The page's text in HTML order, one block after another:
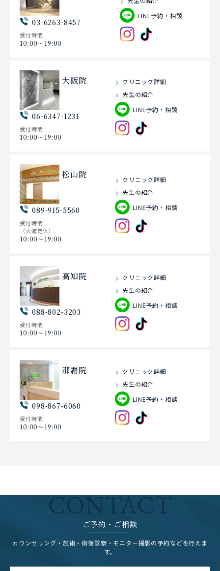
03-6263-8457
受付時間
10:00〜19:00
LINE予約・相談
大阪院
06-6347-1231
受付時間
10:00〜19:00
クリニック詳細
先生の紹介
LINE予約・相談
松山院
089-915-5560
受付時間
（火曜定休）
10:00〜19:00
クリニック詳細
先生の紹介
LINE予約・相談
高知院
088-802-3203
受付時間
10:00〜19:00
クリニック詳細
先生の紹介
LINE予約・相談
那覇院
098-867-6060
受付時間
10:00〜19:00
クリニック詳細
先生の紹介
LINE予約・相談
CONTACT
ご予約・ご相談
カウンセリング・施術・術後診察・モニター撮影の予約などを行えま
す。